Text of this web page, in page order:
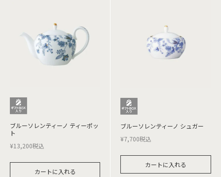
ブルーソレンティーノ ティーポッ
ト
¥13,200税込
カートに入れる
ブルーソレンティーノ シュガー
¥7,700税込
カートに入れる